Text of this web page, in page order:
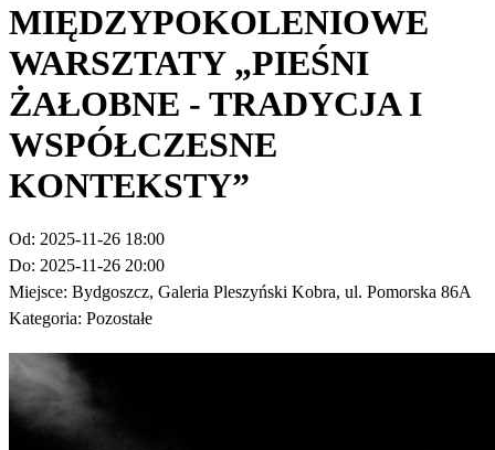
MIĘDZYPOKOLENIOWE
WARSZTATY „PIEŚNI
ŻAŁOBNE - TRADYCJA I
WSPÓŁCZESNE
KONTEKSTY”
Od: 2025-11-26 18:00
Do: 2025-11-26 20:00
Miejsce: Bydgoszcz, Galeria Pleszyński Kobra, ul. Pomorska 86A
Kategoria: Pozostałe